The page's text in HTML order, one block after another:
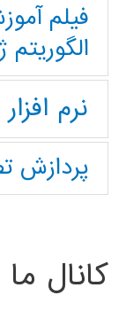
فیلم
نرم
پردازش
کانال